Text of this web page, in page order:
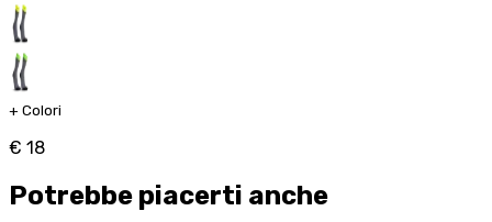
+ Colori
€ 18
Potrebbe piacerti anche